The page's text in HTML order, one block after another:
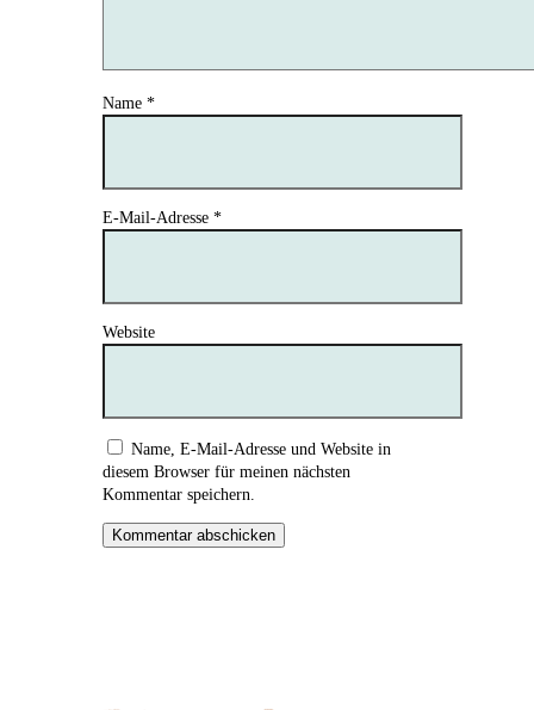
Name *
E-Mail-Adresse *
Website
Name, E-Mail-Adresse und Website in
diesem Browser für meinen nächsten
Kommentar speichern.
Kommentar abschicken